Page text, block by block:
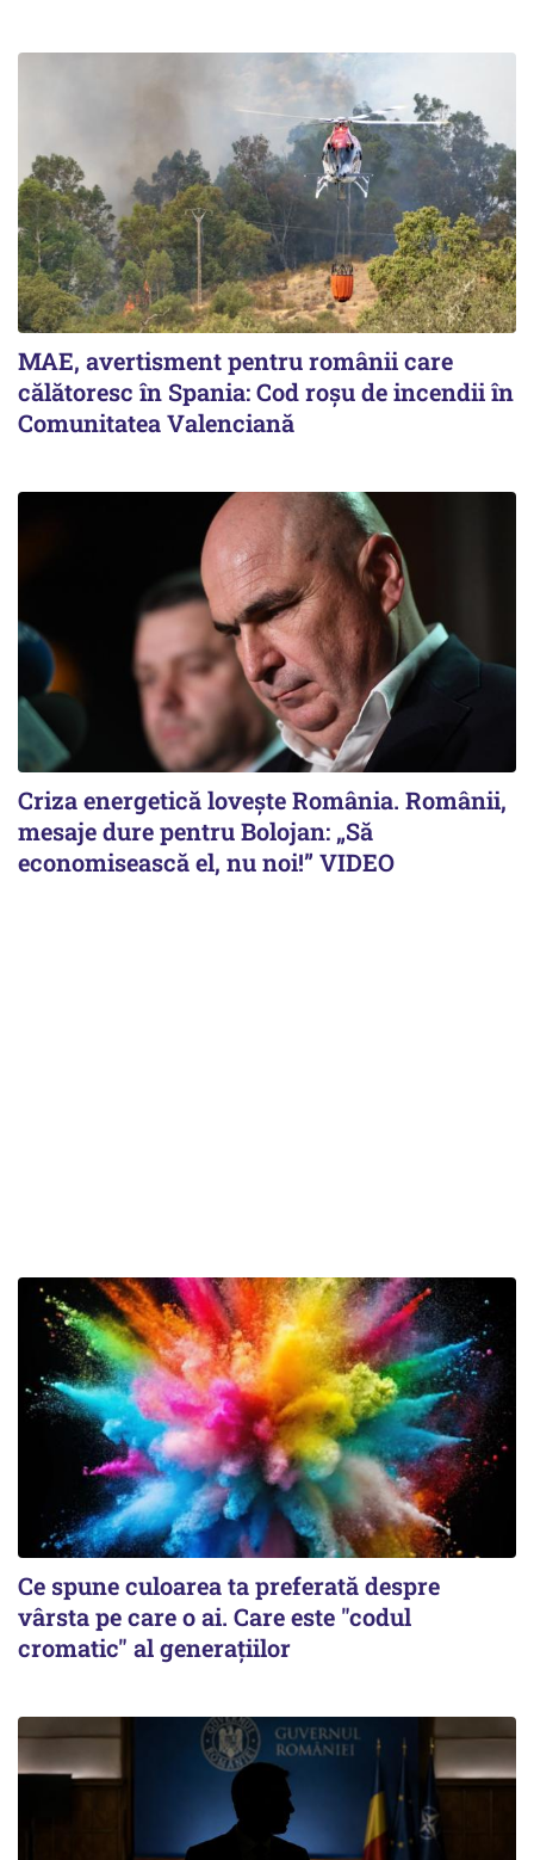
MAE, avertisment pentru românii care
călătoresc în Spania: Cod roșu de incendii în
Comunitatea Valenciană
Criza energetică lovește România. Românii,
mesaje dure pentru Bolojan: „Să
economisească el, nu noi!” VIDEO
Ce spune culoarea ta preferată despre
vârsta pe care o ai. Care este "codul
cromatic" al generațiilor